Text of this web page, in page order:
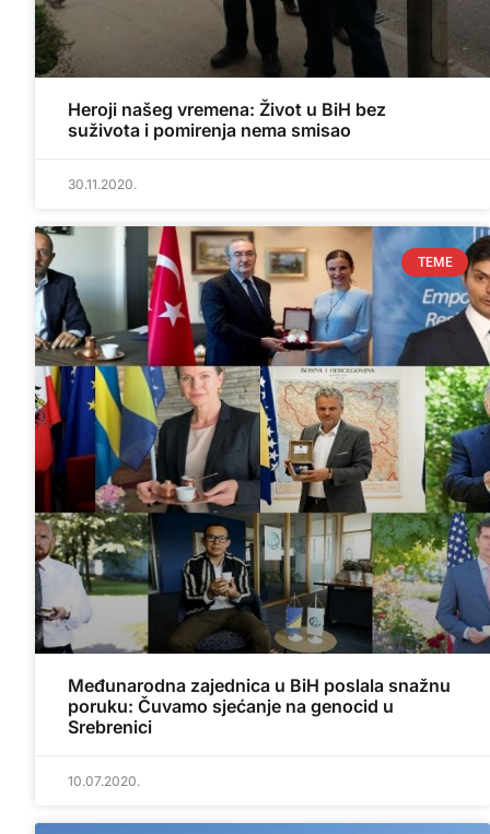
Heroji našeg vremena: Život u BiH bez
suživota i pomirenja nema smisao
30.11.2020.
TEME
Međunarodna zajednica u BiH poslala snažnu
poruku: Čuvamo sjećanje na genocid u
Srebrenici
10.07.2020.